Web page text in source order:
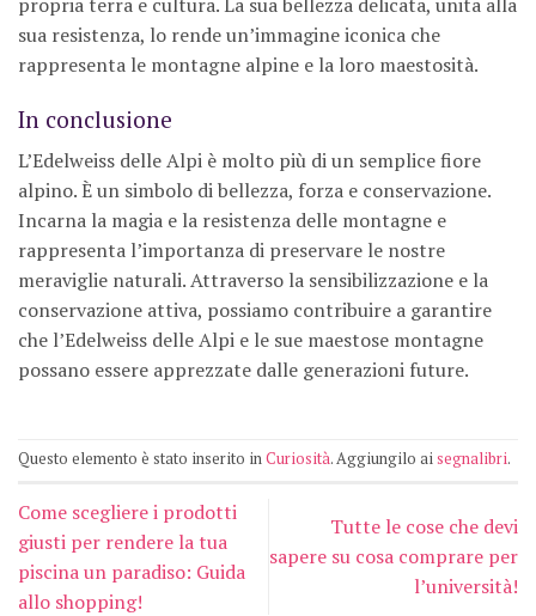
sua resistenza, lo rende un’immagine iconica che
rappresenta le montagne alpine e la loro maestosità.
In conclusione
L’Edelweiss delle Alpi è molto più di un semplice fiore
alpino. È un simbolo di bellezza, forza e conservazione.
Incarna la magia e la resistenza delle montagne e
rappresenta l’importanza di preservare le nostre
meraviglie naturali. Attraverso la sensibilizzazione e la
conservazione attiva, possiamo contribuire a garantire
che l’Edelweiss delle Alpi e le sue maestose montagne
possano essere apprezzate dalle generazioni future.
Questo elemento è stato inserito inCuriosità. Aggiungilo aisegnalibri.
Come scegliere i prodotti
giusti per rendere la tua
piscina un paradiso: Guida
allo shopping!
Tutte le cose che devi
sapere su cosa comprare per
l’università!